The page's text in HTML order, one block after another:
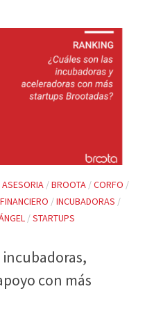
ASESORIA /BROOTA /CORFO /
FINANCIERO /INCUBADORAS /
/STARTUPS
incubadoras,
con más